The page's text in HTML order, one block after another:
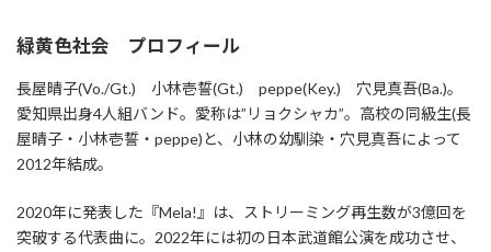
緑黄色社会 プロフィール
長屋晴子(Vo./Gt.) 小林壱誓(Gt.) peppe(Key.) 穴見真吾(Ba.)。
愛知県出身4人組バンド。愛称は”リョクシャカ”。高校の同級生(長
屋晴子・小林壱誓・peppe)と、小林の幼馴染・穴見真吾によって
2012年結成。
2020年に発表した『Mela!』は、ストリーミング再生数が3億回を
突破する代表曲に。2022年には初の日本武道館公演を成功させ、